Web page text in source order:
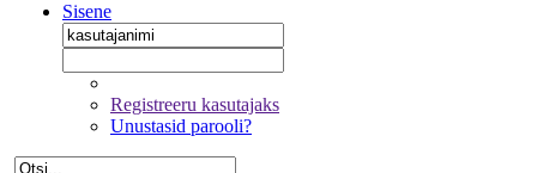
Sisene
Registreeru kasutajaks
Unustasid parooli?